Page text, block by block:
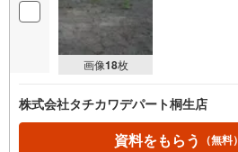
画像18枚
株式会社タチカワデパート桐生店
資料をもらう （無料）